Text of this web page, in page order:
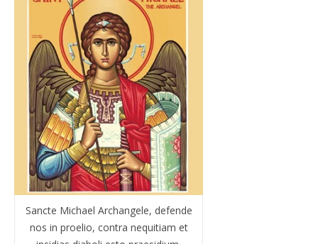
Sancte Michael Archangele, defende
nos in proelio, contra nequitiam et